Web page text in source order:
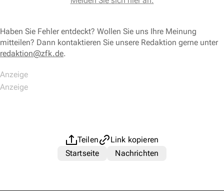
Haben Sie Fehler entdeckt? Wollen Sie uns Ihre Meinung
mitteilen? Dann kontaktieren Sie unsere Redaktion gerne unter
redaktion@zfk.de.
Teilen
Link kopieren
Startseite
Nachrichten